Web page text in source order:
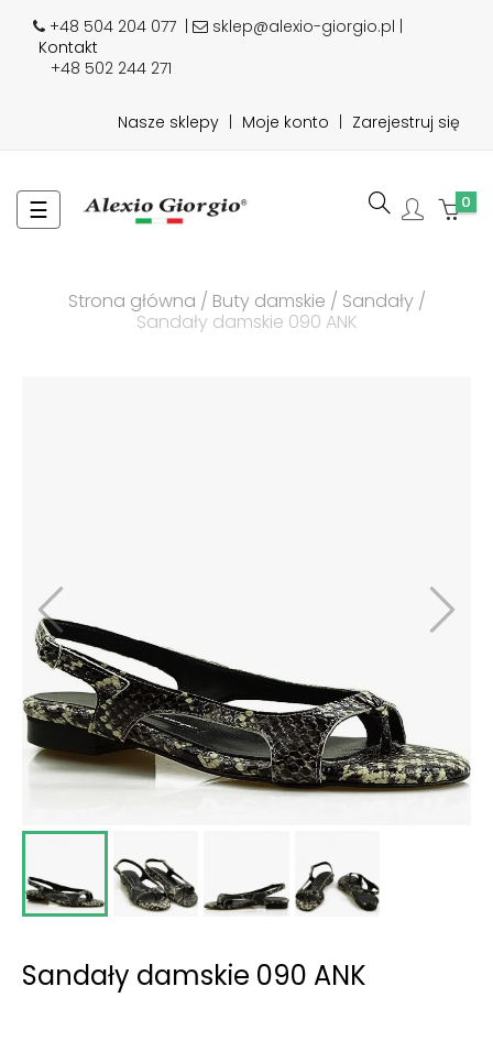
+48 504 204 077
sklep@alexio-giorgio.pl |
Kontakt
+48 502 244 271
Nasze sklepy Moje konto Zarejestruj się
Toggle
navigation
☰ 0
Strona główna Buty damskie
Sandały
Sandały damskie 090 ANK
Sandały damskie 090 ANK